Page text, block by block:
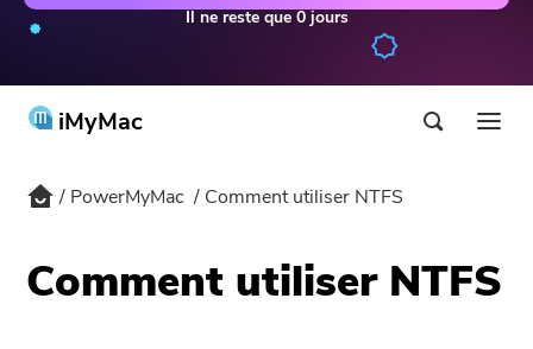
Il ne reste que0 jours
iMyMac
Produits & Solutions
Hot
PowerMyMac Comment utiliser NTFS
Comment utiliser NTFS